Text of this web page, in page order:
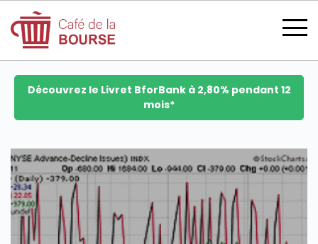
se connecter
devenir membre
Découvrez le Livret BforBank à 2,80% pendant 12
mois*